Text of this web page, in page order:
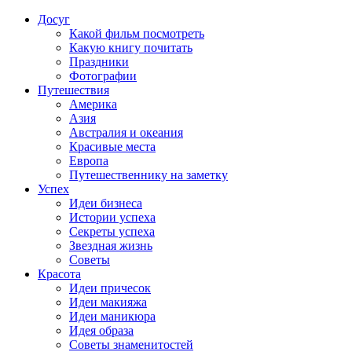
Досуг
Какой фильм посмотреть
Какую книгу почитать
Праздники
Фотографии
Путешествия
Америка
Азия
Австралия и океания
Красивые места
Европа
Путешественнику на заметку
Успех
Идеи бизнеса
Истории успеха
Секреты успеха
Звездная жизнь
Советы
Красота
Идеи причесок
Идеи макияжа
Идеи маникюра
Идея образа
Советы знаменитостей